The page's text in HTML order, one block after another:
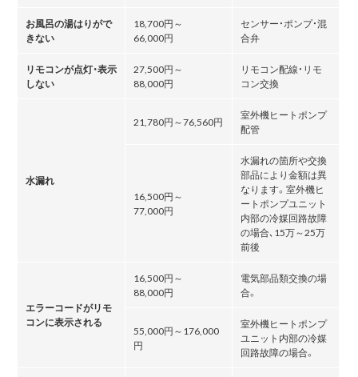
お風呂の湯はりがで
きない
18,700円～
66,000円
センサー・ポンプ・混
合弁
リモコンが点灯・表示
しない
27,500円～
88,000円
リモコン配線・リモ
コン交換
水漏れ
21,780円～76,560円
室外機ヒートポンプ
配管
16,500円～
77,000円
水漏れの箇所や交換
部品により金額は異
なります。室外機ヒ
ートポンプユニット
内部の冷媒回路故障
の場合､15万～25万
前後
エラーコードがリモ
コンに表示される
16,500円～
88,000円
電気部品類交換の場
合。
55,000円～176,000
円
室外機ヒートポンプ
ユニット内部の冷媒
回路故障の場合。